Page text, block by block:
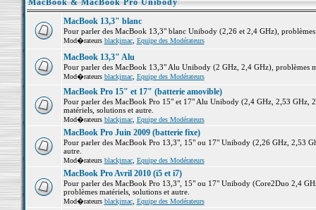
MacBook & MacBook Pro Unibody
MacBook 13,3" blanc
Pour parler des MacBook 13,3" blanc Unibody (2,26 et 2,4 GHz),
Mod�rateurs blackjmac, Equipe des Modérateurs
MacBook 13,3" Alu
Pour parler des MacBook 13,3" Alu Unibody (2 GHz, 2,4 GHz), problèmes
Mod�rateurs blackjmac, Equipe des Modérateurs
MacBook Pro 15" et 17" (batterie amovible)
Pour parler des MacBook Pro 15" et 17" Alu Unibody (2,4 GHz, 2,53 GHz,
matériels, solutions et autre.
Mod�rateurs blackjmac, Equipe des Modérateurs
MacBook Pro Juin 2009 (batterie fixe)
Pour parler des MacBook Pro 13,3", 15" ou 17" Unibody (2,26 GHz, 2,53
autre.
Mod�rateurs blackjmac, Equipe des Modérateurs
MacBook Pro Avril 2010 (i5 et i7)
Pour parler des MacBook Pro 13,3", 15" ou 17" Unibody (Core2Duo 2,4
problèmes matériels, solutions et autre.
Mod�rateurs blackjmac, Equipe des Modérateurs